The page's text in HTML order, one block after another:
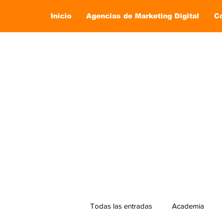
Inicio Agencias de Marketing Digital
Todas las entradas Academia